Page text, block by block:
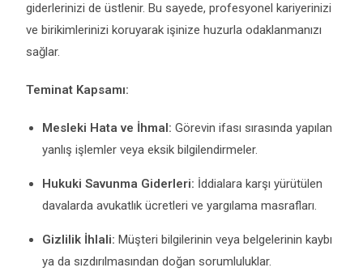
giderlerinizi de üstlenir. Bu sayede, profesyonel kariyerinizi
ve birikimlerinizi koruyarak işinize huzurla odaklanmanızı
sağlar.
Teminat Kapsamı:
Mesleki Hata ve İhmal: Görevin ifası sırasında yapılan
yanlış işlemler veya eksik bilgilendirmeler.
Hukuki Savunma Giderleri: İddialara karşı yürütülen
davalarda avukatlık ücretleri ve yargılama masrafları.
Gizlilik İhlali: Müşteri bilgilerinin veya belgelerinin kaybı
ya da sızdırılmasından doğan sorumluluklar.